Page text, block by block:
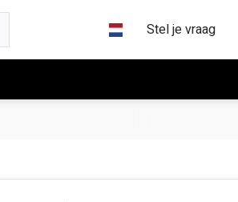
Stel je vraag